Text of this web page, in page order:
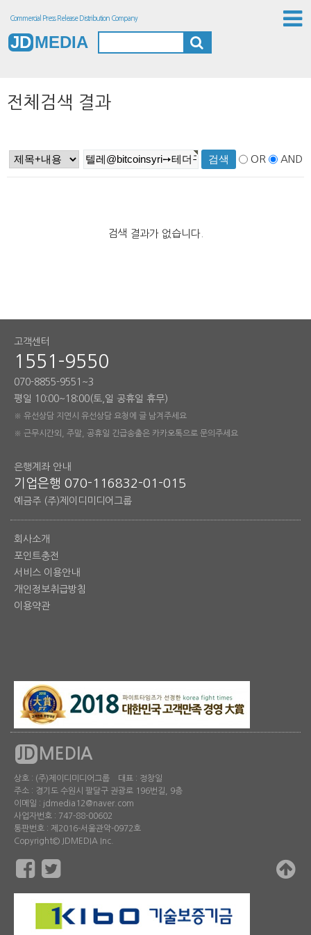
Commercial Press Release Distribution Company
JD MEDIA
전체검색 결과
OR AND
검색 결과가 없습니다.
고객센터
1551-9550
070-8855-9551~3
평일 10:00~18:00(토,일 공휴일 휴무)
※ 유선상담 지연시 유선상담 요청에 글 남겨주세요
※ 근무시간외, 주말, 공휴일 긴급송출은 카카오톡으로 문의주세요
은행계좌 안내
기업은행 070-116832-01-015
예금주 (주)제이디미디어그룹
회사소개
포인트충전
서비스 이용안내
개인정보취급방침
이용약관
JD MEDIA
상호 : (주)제이디미디어그룹 대표 : 정창일
주소 : 경기도 수원시 팔달구 권광로 196번길, 9층
이메일 : jdmedia12@naver.com
사업자번호 : 747-88-00602
통판번호 : 제2016-서울관악-0972호
Copyright© JDMEDIA Inc.